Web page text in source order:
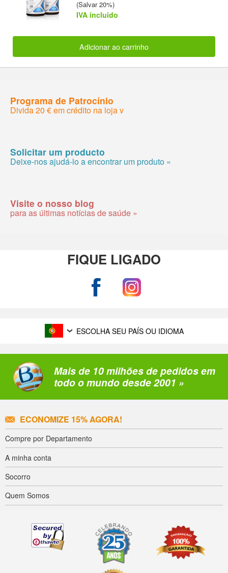
(Salvar 20%)
IVA incluido
Adicionar ao carrinho
Programa de Patrocínio
Divida 20 € em crédito na loja v
Solicitar um producto
Deixe-nos ajudá-lo a encontrar um produto »
Visite o nosso blog
para as últimas notícias de saúde »
FIQUE LIGADO
ESCOLHA SEU PAÍS OU IDIOMA
Mais de 10 milhões de pedidos em
todo o mundo desde 2001 »
ECONOMIZE 15% AGORA!
Compre por Departamento
A minha conta
Socorro
Quem Somos